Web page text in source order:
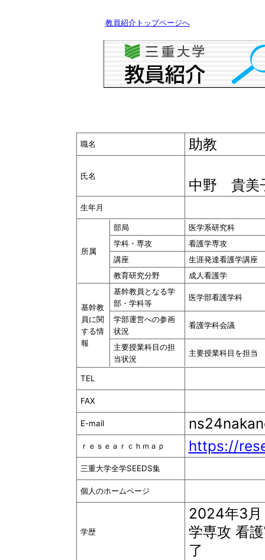
教員紹介トップページへ
職名 助教
氏名
中野 貴美
生年月
所属
部局
医学系研究科
学科・専攻
看護学専攻
講座
生涯発達看護学講座
教育研究分野
成人看護学
基幹教
員に関
する情
報
基幹教員となる学
部・学科等
医学部看護学科
学部運営への参画
状況
看護学科会議
主要授業科目の担
当状況
主要授業科目を担当
TEL
FAX
E-mail
ｒｅｓｅａｒｃｈｍａｐ https://
三重大学全学SEEDS集
個人のホームページ
学歴
2024年3
学専攻 看
了